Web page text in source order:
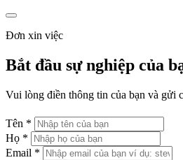
Đơn xin việc
Bắt đầu sự nghiệp của
Vui lòng điền thông tin của bạn và gửi
Tên *
Họ *
Email *